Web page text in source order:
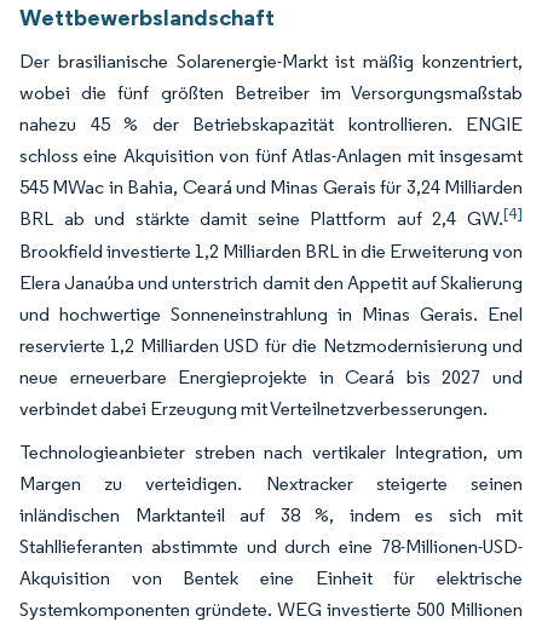
Wettbewerbslandschaft
Der brasilianische Solarenergie-Markt ist mäßig konzentriert,
wobei die fünf größten Betreiber im Versorgungsmaßstab
nahezu 45 % der Betriebskapazität kontrollieren. ENGIE
schloss eine Akquisition von fünf Atlas-Anlagen mit insgesamt
545 MWac in Bahia, Ceará und Minas Gerais für 3,24 Milliarden
BRL ab und stärkte damit seine Plattform auf 2,4 GW.[4]
Brookfield investierte 1,2 Milliarden BRL in die Erweiterung von
Elera Janaúba und unterstrich damit den Appetit auf Skalierung
und hochwertige Sonneneinstrahlung in Minas Gerais. Enel
reservierte 1,2 Milliarden USD für die Netzmodernisierung und
neue erneuerbare Energieprojekte in Ceará bis 2027 und
verbindet dabei Erzeugung mit Verteilnetzverbesserungen.
Technologieanbieter streben nach vertikaler Integration, um
Margen zu verteidigen. Nextracker steigerte seinen
inländischen Marktanteil auf 38 %, indem es sich mit
Stahllieferanten abstimmte und durch eine 78-Millionen-USD-
Akquisition von Bentek eine Einheit für elektrische
Systemkomponenten gründete. WEG investierte 500 Millionen